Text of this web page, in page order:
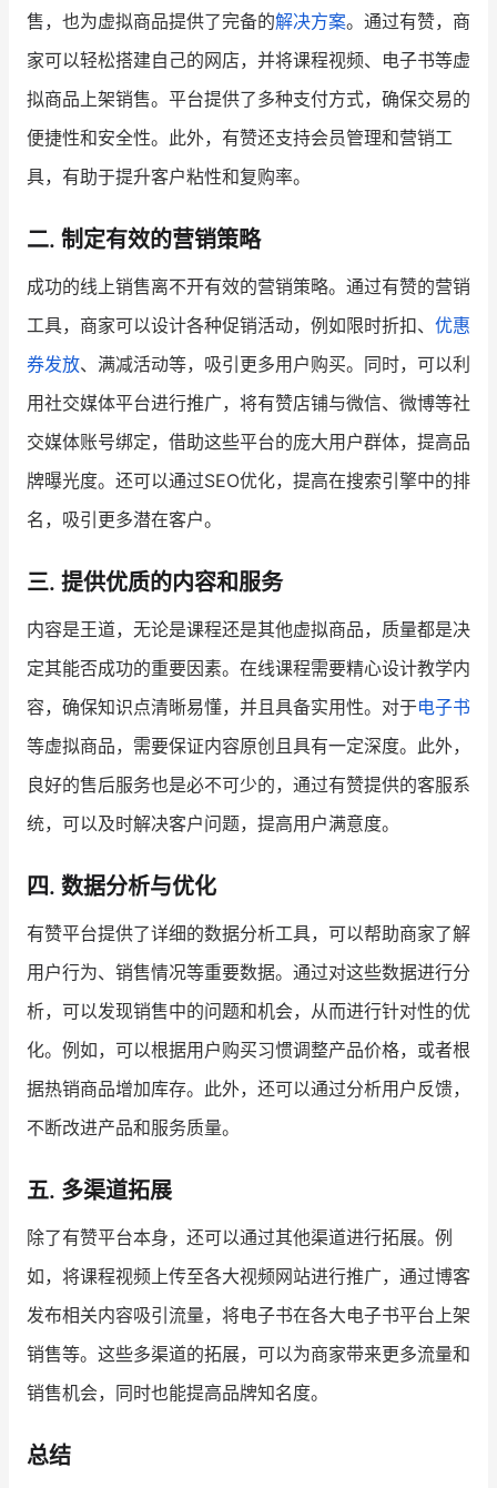
增长俱乐部
增长俱乐部 有赞商盟
商家社区 社群交流
入驻有赞 认证代理商
认证服务商 设计服务商
售，也为虚拟商品提供了完备的解决方案。通过有赞，商
家可以轻松搭建自己的网店，并将课程视频、电子书等虚
拟商品上架销售。平台提供了多种支付方式，确保交易的
便捷性和安全性。此外，有赞还支持会员管理和营销工
具，有助于提升客户粘性和复购率。
二. 制定有效的营销策略
成功的线上销售离不开有效的营销策略。通过有赞的营销
工具，商家可以设计各种促销活动，例如限时折扣、 优惠
券发放、满减活动等，吸引更多用户购买。同时，可以利
用社交媒体平台进行推广，将有赞店铺与微信、微博等社
交媒体账号绑定，借助这些平台的庞大用户群体，提高品
牌曝光度。还可以通过SEO优化，提高在搜索引擎中的排
名，吸引更多潜在客户。
三. 提供优质的内容和服务
内容是王道，无论是课程还是其他虚拟商品，质量都是决
定其能否成功的重要因素。在线课程需要精心设计教学内
容，确保知识点清晰易懂，并且具备实用性。对于电子书
等虚拟商品，需要保证内容原创且具有一定深度。此外，
良好的售后服务也是必不可少的，通过有赞提供的客服系
统，可以及时解决客户问题，提高用户满意度。
四. 数据分析与优化
有赞平台提供了详细的数据分析工具，可以帮助商家了解
用户行为、销售情况等重要数据。通过对这些数据进行分
析，可以发现销售中的问题和机会，从而进行针对性的优
化。例如，可以根据用户购买习惯调整产品价格，或者根
据热销商品增加库存。此外，还可以通过分析用户反馈，
不断改进产品和服务质量。
五. 多渠道拓展
除了有赞平台本身，还可以通过其他渠道进行拓展。例
如，将课程视频上传至各大视频网站进行推广，通过博客
发布相关内容吸引流量，将电子书在各大电子书平台上架
销售等。这些多渠道的拓展，可以为商家带来更多流量和
销售机会，同时也能提高品牌知名度。
总结